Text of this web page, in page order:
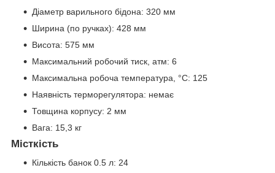
Діаметр варильного бідона: 320 мм
Ширина (по ручках): 428 мм
Висота: 575 мм
Максимальний робочий тиск, атм: 6
Максимальна робоча температура, °C: 125
Наявність терморегулятора: немає
Товщина корпусу: 2 мм
Вага: 15,3 кг
Місткість
Кількість банок 0.5 л: 24